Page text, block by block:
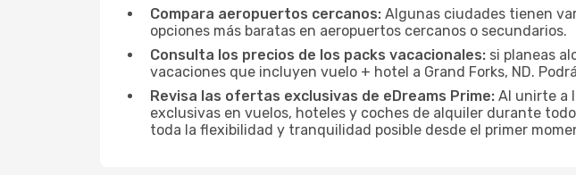
Compara aeropuertos cercanos: Algunas ciudades tienen
opciones más baratas en aeropuertos cercanos o secundarios.
Consulta los precios de los packs vacacionales: si planeas
vacaciones que incluyen vuelo + hotel a Grand Forks, ND.
Revisa las ofertas exclusivas de eDreams Prime: Al unirte a
exclusivas en vuelos, hoteles y coches de alquiler durante
toda la flexibilidad y tranquilidad posible desde el primer